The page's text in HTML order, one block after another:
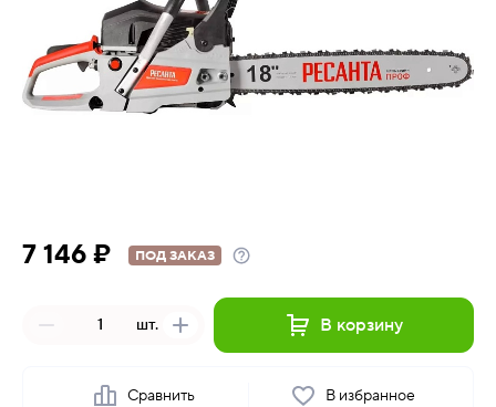
7 146 ₽ ПОД ЗАКАЗ
шт. В корзину
Сравнить В избранное